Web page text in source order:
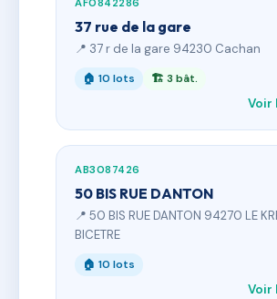
AF0842286
37 rue de la gare
📍 37 r de la gare 94230 Cachan
🏠 10 lots 🏗 3 bât.
Voir
AB3087426
50 BIS RUE DANTON
📍 50 BIS RUE DANTON 94270 LE
BICETRE
🏠 10 lots
Voir